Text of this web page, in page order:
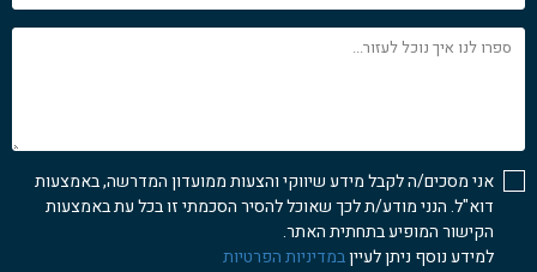
ספרו
לנו
אני מסכים/ה לקבל מידע שיווקי והצעות ממועדון המדרשה, באמצעות
דוא"ל. הנני מודע/ת לכך שאוכל להסיר הסכמתי זו בכל עת באמצעות
הקישור המופיע בתחתית האתר.
למידע נוסף ניתן לעייןבמדיניות הפרטיות